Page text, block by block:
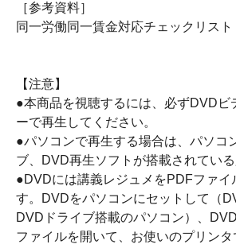
［参考資料］
同一労働同一賃金対応チェックリスト
【注意】
●本商品を視聴するには、必ずDVDビ
ーで再生してください。
●パソコンで再生する場合は、パソコ
ブ、DVD再生ソフトが搭載されている
●DVDには講義レジュメをPDFファイ
す。DVDをパソコンにセットして（
DVDドライブ搭載のパソコン）、
ファイルを開いて、お使いのプリンタ